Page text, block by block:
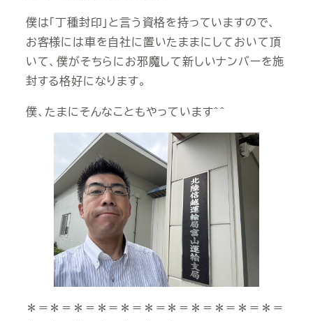
僕は「丁種封印」と言う資格を持っていますので、
お客様には車を自社に置いたままにしておいて頂
いて、僕がそちらにお邪魔して新しいナンバーを施
封する格好になります。
僕、たまにそんなこともやっています＾＾
＊＝＊＝＊＝＊＝＊＝＊＝＊＝＊＝＊＝＊＝＊＝